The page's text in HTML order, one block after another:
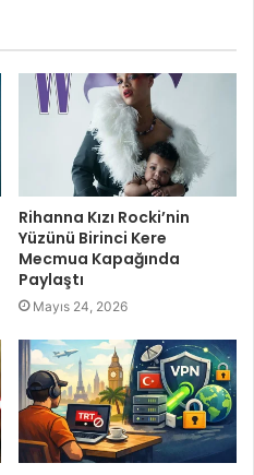
Rihanna Kızı Rocki’nin
Yüzünü Birinci Kere
Mecmua Kapağında
Paylaştı
Mayıs 24, 2026